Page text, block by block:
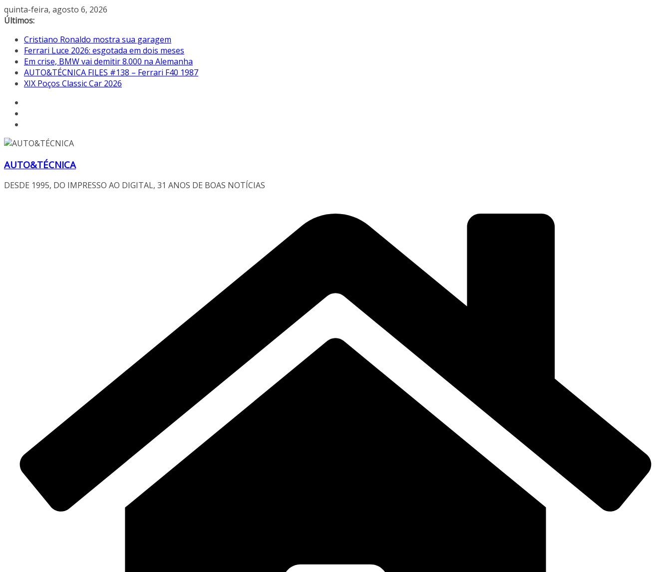
Pular
para
conteúdo
quinta-feira, agosto 6, 2026
Últimos:
Cristiano Ronaldo mostra sua garagem
Ferrari Luce 2026: esgotada em dois meses
Em crise, BMW vai demitir 8.000 na Alemanha
AUTO&TÉCNICA FILES #138 – Ferrari F40 1987
XIX Poços Classic Car 2026
AUTO&TÉCNICA
DESDE 1995, DO IMPRESSO AO DIGITAL, 31 ANOS DE BOAS NOTÍCIAS